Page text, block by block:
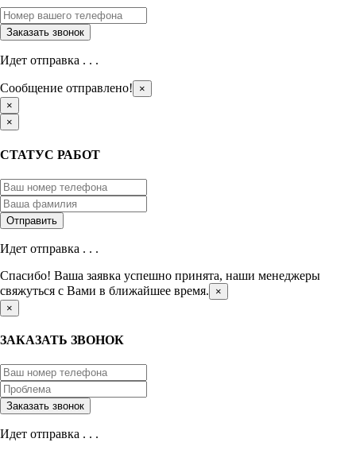
Идет отправка . . .
Сообщение отправлено!
×
×
×
СТАТУС РАБОТ
Идет отправка . . .
Спасибо! Ваша заявка успешно принята, наши менеджеры
свяжуться с Вами в ближайшее время.
×
×
ЗАКАЗАТЬ ЗВОНОК
Идет отправка . . .